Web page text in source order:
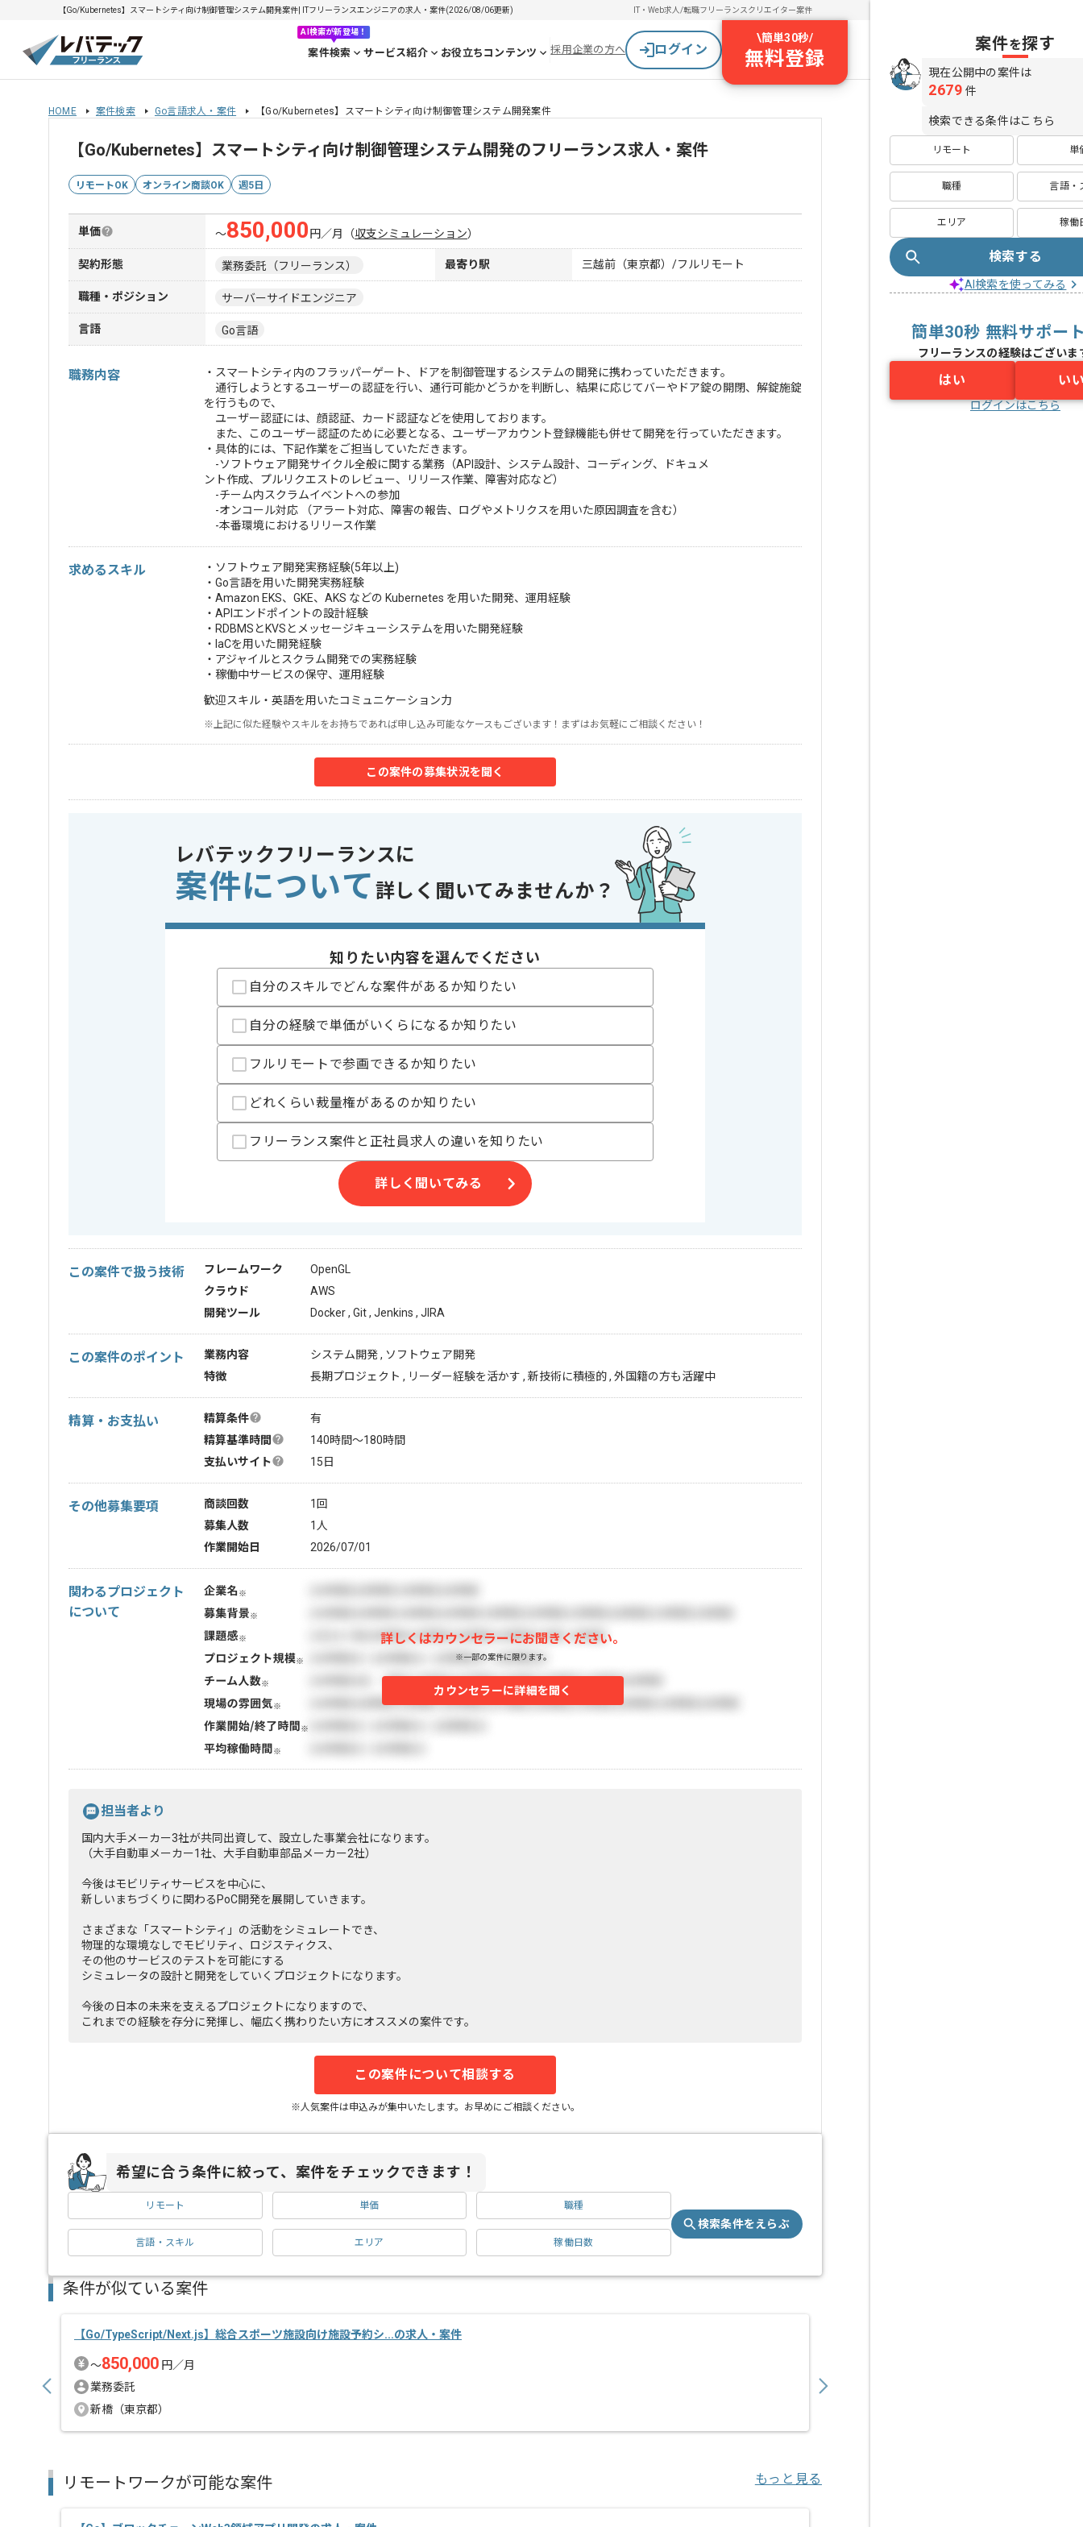
【Go/Kubernetes】スマートシティ向け制御管理システム開発案件| ITフリーランスエンジニアの求人・案件(2026/08/06更新) IT・Web求人/転職フリーランスクリエイター案件
AI検索が新登場！
案件検索 サービス紹介 お役立ちコンテンツ 採用企業の方へ ログイン
\簡単30秒/
無料登録
HOME 案件検索 Go言語求人・案件 【Go/Kubernetes】スマートシティ向け制御管理システム開発案件
【Go/Kubernetes】スマートシティ向け制御管理システム開発のフリーランス求人・案件
リモートOK オンライン商談OK 週5日
単価 〜850,000 円／月 （収支シミュレーション）
契約形態 業務委託（フリーランス） 最寄り駅 三越前（東京都）/フルリモート
職種・ポジション サーバーサイドエンジニア
言語 Go言語
職務内容
・スマートシティ内のフラッパーゲート、ドアを制御管理するシステムの開発に携わっていただきます。
通行しようとするユーザーの認証を行い、通行可能かどうかを判断し、結果に応じてバーやドア錠の開閉、解錠施錠
を行うもので、
ユーザー認証には、顔認証、カード認証などを使用しております。
また、このユーザー認証のために必要となる、ユーザーアカウント登録機能も併せて開発を行っていただきます。
・具体的には、下記作業をご担当していただきます。
-ソフトウェア開発サイクル全般に関する業務（API設計、システム設計、コーディング、ドキュメ
ント作成、プルリクエストのレビュー、リリース作業、障害対応など）
-チーム内スクラムイベントへの参加
-オンコール対応 （アラート対応、障害の報告、ログやメトリクスを用いた原因調査を含む）
-本番環境におけるリリース作業
求めるスキル
・ソフトウェア開発実務経験(5年以上)
・Go言語を用いた開発実務経験
・Amazon EKS、GKE、AKS などの Kubernetes を用いた開発、運用経験
・APIエンドポイントの設計経験
・RDBMSとKVSとメッセージキューシステムを用いた開発経験
・IaCを用いた開発経験
・アジャイルとスクラム開発での実務経験
・稼働中サービスの保守、運用経験
歓迎スキル ・英語を用いたコミュニケーション力
※上記に似た経験やスキルをお持ちであれば申し込み可能なケースもございます！まずはお気軽にご相談ください！
この案件の募集状況を聞く
レバテックフリーランスに
案件について 詳しく聞いてみませんか？
知りたい内容を選んでください
自分のスキルでどんな案件があるか知りたい
自分の経験で単価がいくらになるか知りたい
フルリモートで参画できるか知りたい
どれくらい裁量権があるのか知りたい
フリーランス案件と正社員求人の違いを知りたい
詳しく聞いてみる
この案件で扱う技術 フレームワーク
OpenGL
クラウド
AWS
開発ツール
Docker , Git , Jenkins , JIRA
この案件のポイント 業務内容
システム開発 , ソフトウェア開発
特徴
長期プロジェクト , リーダー経験を活かす , 新技術に積極的 , 外国籍の方も活躍中
精算・お支払い 精算条件
有
精算基準時間
140時間〜180時間
支払いサイト
15日
その他募集要項 商談回数
1回
募集人数
1人
作業開始日
2026/07/01
関わるプロジェクト
について
詳しくはカウンセラーにお聞きください。
※一部の案件に限ります。
カウンセラーに詳細を聞く
担当者より
国内大手メーカー3社が共同出資して、設立した事業会社になります。
（大手自動車メーカー1社、大手自動車部品メーカー2社）
今後はモビリティサービスを中心に、
新しいまちづくりに関わるPoC開発を展開していきます。
さまざまな「スマートシティ」の活動をシミュレートでき、
物理的な環境なしでモビリティ、ロジスティクス、
その他のサービスのテストを可能にする
シミュレータの設計と開発をしていくプロジェクトになります。
今後の日本の未来を支えるプロジェクトになりますので、
これまでの経験を存分に発揮し、幅広く携わりたい方にオススメの案件です。
この案件について相談する
※人気案件は申込みが集中いたします。お早めにご相談ください。
希望に合う条件に絞って、案件をチェックできます！
リモート 単価 職種
言語・スキル エリア 稼働日数
検索条件をえらぶ
条件が似ている案件
【Go/TypeScript/Next.js】総合スポーツ施設向け施設予約シ...の求人・案件
〜850,000 円／月
業務委託
新橋（東京都）
リモートワークが可能な案件 もっと見る
案件を探す
現在公開中の案件は
2679 件
検索できる条件はこちら
リモート 単
職種 言語・
エリア 稼働
検索する
AI検索を使ってみる
簡単30秒 無料サポー
フリーランスの経験はございま
はい い
ログインはこちら